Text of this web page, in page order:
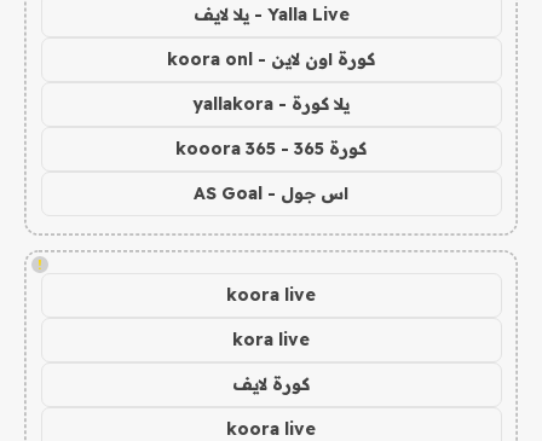
Yalla Live - يلا لايف
كورة اون لاين - koora onl
يلا كورة - yallakora
كورة 365 - kooora 365
اس جول - AS Goal
!
koora live
kora live
كورة لايف
koora live